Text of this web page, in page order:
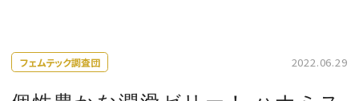
JEWELRY & WATCH
LIFESTYLE
フェムテック調査団 2022.06.29